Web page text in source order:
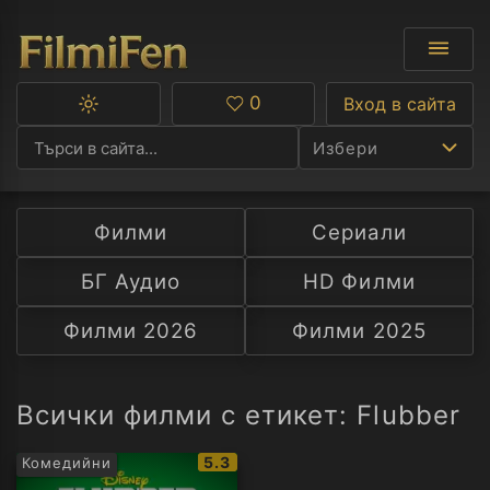
Избери
Ф
С
А
Превключване
тъмна
тема
Любими
0 Вход в сайта
Филми
Сериали
БГ Аудио
HD Филми
Филми 2026
Филми 2025
Всички филми с етикет: Flubber
Комедийни
IMDb
5.3